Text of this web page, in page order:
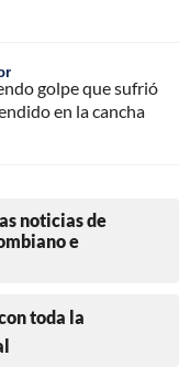
golpe que sufrió
en la cancha
noticias de
e
toda la